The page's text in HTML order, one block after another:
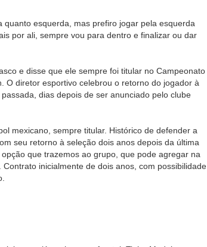
esquerda, mas prefiro jogar pela esquerda
por ali, sempre vou para dentro e finalizar ou dar
e disse que ele sempre foi titular no Campeonato
O diretor esportivo celebrou o retorno do jogador à
dias depois de ser anunciado pelo clube
mexicano, sempre titular. Histórico de defender a
seu retorno à seleção dois anos depois da última
que trazemos ao grupo, que pode agregar na
inicialmente de dois anos, com possibilidade